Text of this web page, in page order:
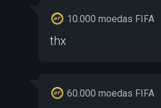
10.000 moedas FIFA
thx
60.000 moedas FIFA